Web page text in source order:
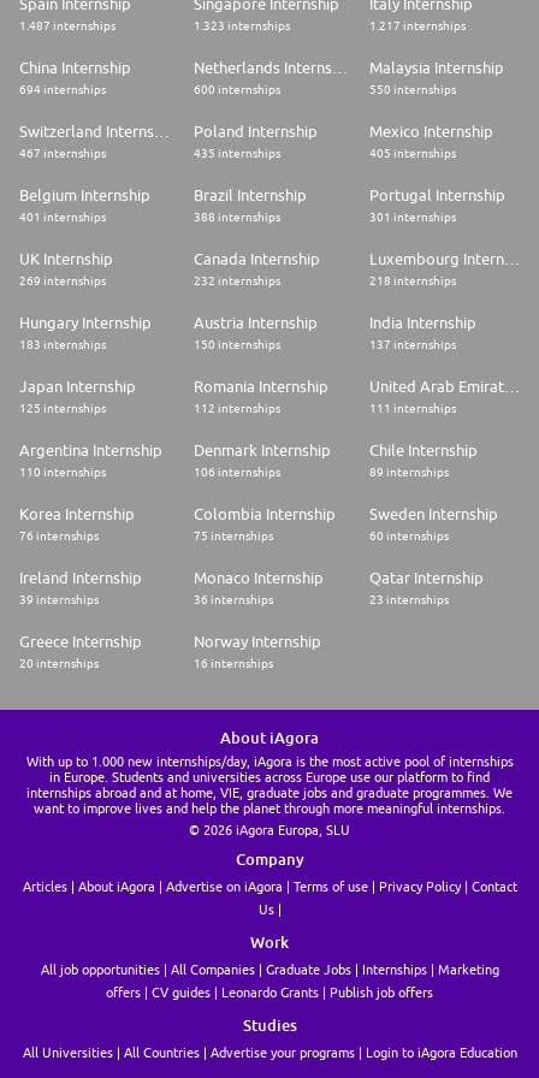
1.487 internships 1.323 internships 1.217 internships
China Internship
694 internships 600 internships
Malaysia Internship
550 internships
467 internships
Poland Internship
435 internships
Mexico Internship
405 internships
Belgium Internship
401 internships
Brazil Internship
388 internships
Portugal Internship
301 internships
UK Internship
269 internships
Canada Internship
232 internships
Luxembourg Internship
218 internships
Hungary Internship
183 internships
Austria Internship
150 internships
India Internship
137 internships
Japan Internship
125 internships
Romania Internship
112 internships
United Arab Emirates Internship
111 internships
Argentina Internship
110 internships
Denmark Internship
106 internships
Chile Internship
89 internships
Korea Internship
76 internships
Colombia Internship
75 internships
Sweden Internship
60 internships
Ireland Internship
39 internships
Monaco Internship
36 internships
Qatar Internship
23 internships
Greece Internship
20 internships
Norway Internship
16 internships
About iAgora
With up to 1.000 new internships/day, iAgora is the most active pool of internships
in Europe. Students and universities across Europe use our platform to find
internships abroad and at home, VIE, graduate jobs and graduate programmes. We
want to improve lives and help the planet through more meaningful internships.
© 2026 iAgora Europa, SLU
Company
Articles About iAgora Advertise on iAgora Terms of use Privacy Policy
Contact
Us
Work
All job opportunities All Companies Graduate Jobs Internships
Marketing
offers
CV guides Leonardo Grants Publish job offers
Studies
All Universities All Countries Advertise your programs Login to iAgora Education